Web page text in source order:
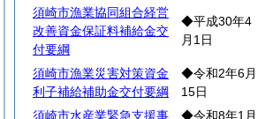
須崎市漁業協同組合経営
改善資金保証料補給金交
付要綱
◆平成30年4
月1日
須崎市漁業災害対策資金
利子補給補助金交付要綱
◆令和2年6月
15日
須崎市水産業緊急支援事 ◆令和8年1月